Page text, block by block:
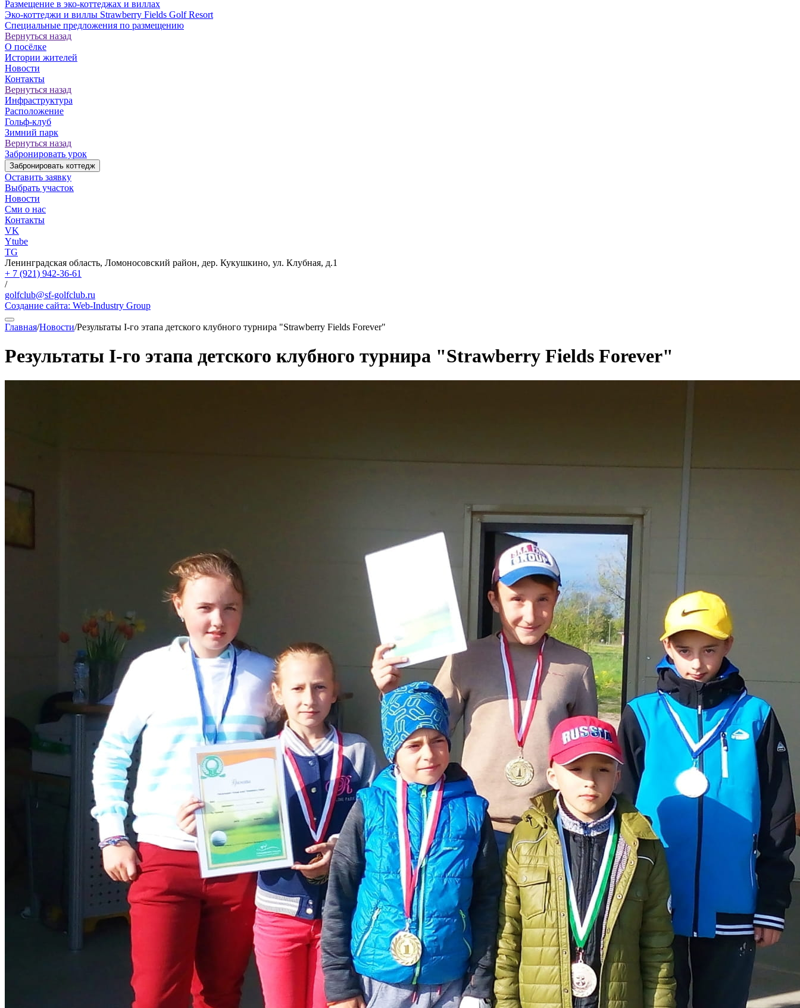
Размещение в эко-коттеджах и виллах
Эко-коттеджи и виллы Strawberry Fields Golf Resort
Специальные предложения по размещению
Вернуться назад
О посёлке
Истории жителей
Новости
Контакты
Вернуться назад
Инфраструктура
Расположение
Гольф-клуб
Зимний парк
Вернуться назад
Забронировать урок
Забронировать коттедж
Оставить заявку
Выбрать участок
Новости
Сми о нас
Контакты
VK
Ytube
TG
Ленинградская область, Ломоносовский район, дер. Кукушкино, ул. Клубная, д.1
+ 7 (921) 942-36-61
/
golfclub@sf-golfclub.ru
Создание сайта: Web-Industry Group
Главная/Новости/Результаты I-го этапа детского клубного турнира "Strawberry Fields Forever"
Результаты I-го этапа детского клубного турнира "Strawberry Fields Forever"